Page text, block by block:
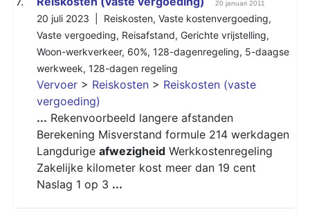
20 januari 2011
20 juli 2023 | Reiskosten, Vaste kostenvergoeding,
Vaste vergoeding, Reisafstand, Gerichte vrijstelling,
Woon-werkverkeer, 60%, 128-dagenregeling, 5-daagse
werkweek, 128-dagen regeling
Vervoer > Reiskosten > Reiskosten (vaste
vergoeding)
... Rekenvoorbeeld langere afstanden
Berekening Misverstand formule 214 werkdagen
Langdurige afwezigheid Werkkostenregeling
Zakelijke kilometer kost meer dan 19 cent
Naslag 1 op 3 ...